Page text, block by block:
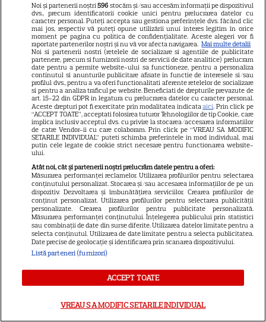
21
SERIALE AMERICANE
Sandra Oh dezvăluie de ce a
plecat din „Anatomia lui Grey”.
Discuția cu Shonda Rhimes
care a schimbat totul pentru
Cristina Yang
Noi și partenerii noștri596 stocăm și/sau accesăm informații pe dispozitivul
dvs., precum identificatorii cookie unici pentru prelucrarea datelor cu
caracter personal. Puteți accepta sau gestiona preferințele dvs. făcând clic
mai jos, respectiv vă puteți opune utilizării unui interes legitim în orice
moment pe pagina cu politica de confidențialitate. Aceste alegeri vor fi
raportate partenerilor noștri și nu vă vor afecta navigarea. Mai multe detalii
Noi si partenerii nostri (retelele de socializare si agentiile de publicitate
partenere, precum si furnizorii nostri de servicii de date analitice) prelucram
date pentru a permite website-ului sa functioneze, pentru a personaliza
continutul si anunturile publicitare afisate in functie de interesele si/sau
profilul dvs., pentru a va oferi functionalitati aferente retelelor de socializare
si pentru a analiza traficul pe website. Beneficiati de drepturile prevazute de
art. 15-22 din GDPR in legatura cu prelucrarea datelor cu caracter personal.
Aceste drepturi pot fi exercitate prin modalitatea indicataaici. Prin click pe
“ACCEPT TOATE”, acceptati folosirea tuturor Tehnologiilor de tip Cookie, care
implica inclusiv acceptul dvs. cu privire la stocarea/accesarea informatiilor
de catre Vendor-ii cu care colaboram. Prin click pe “VREAU SA MODIFIC
SETARILE INDIVIDUAL” puteti schimba preferintele in mod individual, mai
putin cele legate de cookie strict necesare pentru functionarea website-
ului.
Atât noi, cât și partenerii noștri prelucrăm datele pentru a oferi:
Măsurarea performanței reclamelor. Utilizarea profilurilor pentru selectarea
conținutului personalizat. Stocarea și/sau accesarea informațiilor de pe un
dispozitiv. Dezvoltarea și îmbunătățirea serviciilor. Crearea profilurilor de
conținut personalizat. Utilizarea profilurilor pentru selectarea publicității
personalizate. Crearea profilurilor pentru publicitate personalizată.
Măsurarea performanței conținutului. Înțelegerea publicului prin statistici
sau combinații de date din surse diferite. Utilizarea datelor limitate pentru a
selecta conținutul. Utilizarea de date limitate pentru a selecta publicitatea.
Date precise de geolocație și identificarea prin scanarea dispozitivului.
Listă parteneri (furnizori)
ACCEPT TOATE
VREAU SA MODIFIC SETARILE INDIVIDUAL